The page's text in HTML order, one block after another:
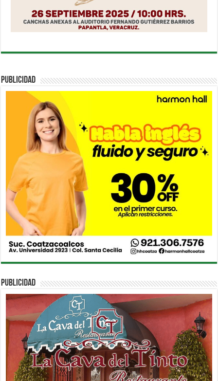
PUBLICIDAD
PUBLICIDAD